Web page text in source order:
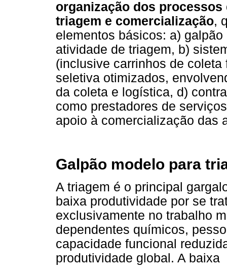
organização dos
triagem e comercialização,
elementos básicos: a)
atividade de triagem, b)
(inclusive carrinhos de
seletiva otimizados,
da coleta e logística, d)
como prestadores de
apoio à comercialização das
Galpão modelo para
A triagem é o principal
baixa produtividade por se
exclusivamente no trabalho
dependentes químicos,
capacidade funcional
produtividade global. A baixa